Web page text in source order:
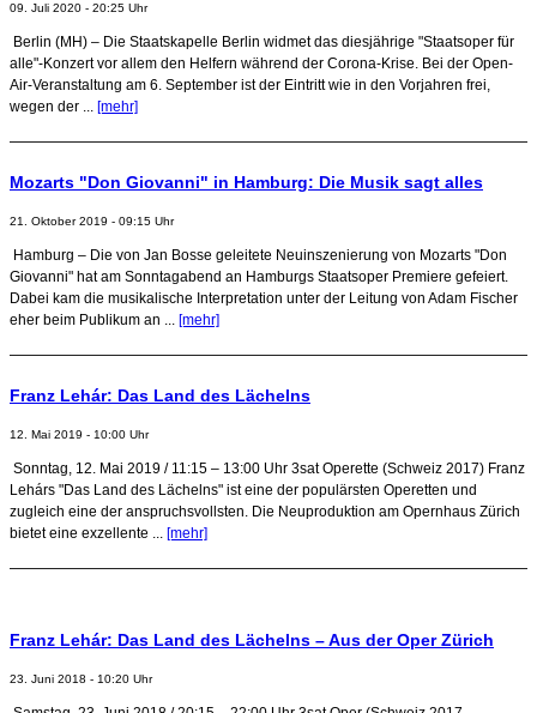
09. Juli 2020 - 20:25 Uhr
Berlin (MH) – Die Staatskapelle Berlin widmet das diesjährige "Staatsoper für
alle"-Konzert vor allem den Helfern während der Corona-Krise. Bei der Open-
Air-Veranstaltung am 6. September ist der Eintritt wie in den Vorjahren frei,
wegen der ... [mehr]
Mozarts "Don Giovanni" in Hamburg: Die Musik sagt alles
21. Oktober 2019 - 09:15 Uhr
Hamburg – Die von Jan Bosse geleitete Neuinszenierung von Mozarts "Don
Giovanni" hat am Sonntagabend an Hamburgs Staatsoper Premiere gefeiert.
Dabei kam die musikalische Interpretation unter der Leitung von Adam Fischer
eher beim Publikum an ... [mehr]
Franz Lehár: Das Land des Lächelns
12. Mai 2019 - 10:00 Uhr
Sonntag, 12. Mai 2019 / 11:15 – 13:00 Uhr 3sat Operette (Schweiz 2017) Franz
Lehárs "Das Land des Lächelns" ist eine der populärsten Operetten und
zugleich eine der anspruchsvollsten. Die Neuproduktion am Opernhaus Zürich
bietet eine exzellente ... [mehr]
Franz Lehár: Das Land des Lächelns – Aus der Oper Zürich
23. Juni 2018 - 10:20 Uhr